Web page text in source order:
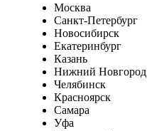
Москва
Санкт-Петербург
Новосибирск
Екатеринбург
Казань
Нижний Новгород
Челябинск
Красноярск
Самара
Уфа